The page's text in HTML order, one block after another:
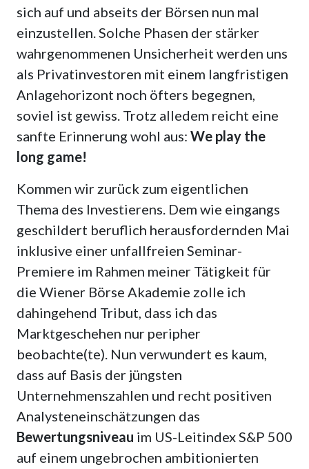
sich auf und abseits der Börsen nun mal
einzustellen. Solche Phasen der stärker
wahrgenommenen Unsicherheit werden uns
als Privatinvestoren mit einem langfristigen
Anlagehorizont noch öfters begegnen,
soviel ist gewiss. Trotz alledem reicht eine
sanfte Erinnerung wohl aus: We play the
long game!
Kommen wir zurück zum eigentlichen
Thema des Investierens. Dem wie eingangs
geschildert beruflich herausfordernden Mai
inklusive einer unfallfreien Seminar-
Premiere im Rahmen meiner Tätigkeit für
die Wiener Börse Akademie zolle ich
dahingehend Tribut, dass ich das
Marktgeschehen nur peripher
beobachte(te). Nun verwundert es kaum,
dass auf Basis der jüngsten
Unternehmenszahlen und recht positiven
Analysteneinschätzungen das
Bewertungsniveau im US-Leitindex S&P 500
auf einem ungebrochen ambitionierten